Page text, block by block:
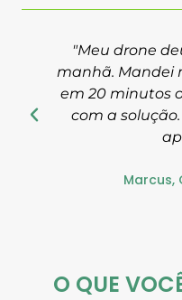
"Meu drone
manhã. Mandei
em 20 minutos
com a
Marcus,
O QUE